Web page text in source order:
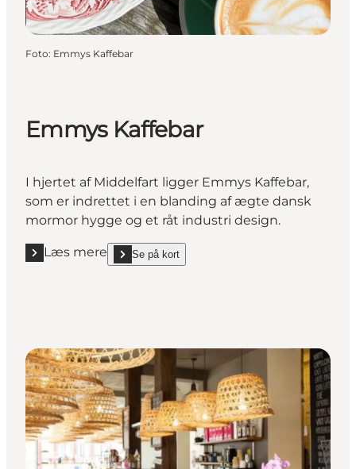
Foto: Emmys Kaffebar
Emmys Kaffebar
I hjertet af Middelfart ligger Emmys Kaffebar,
som er indrettet i en blanding af ægte dansk
mormor hygge og et råt industri design.
Læs mere
Læs mere "Emmys Kaffebar"
Se på kort
show Emmys Kaffebar on_map